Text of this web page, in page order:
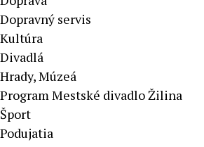
Dopravný servis
Kultúra
Divadlá
Hrady, Múzeá
Program Mestské divadlo Žilina
Šport
Podujatia